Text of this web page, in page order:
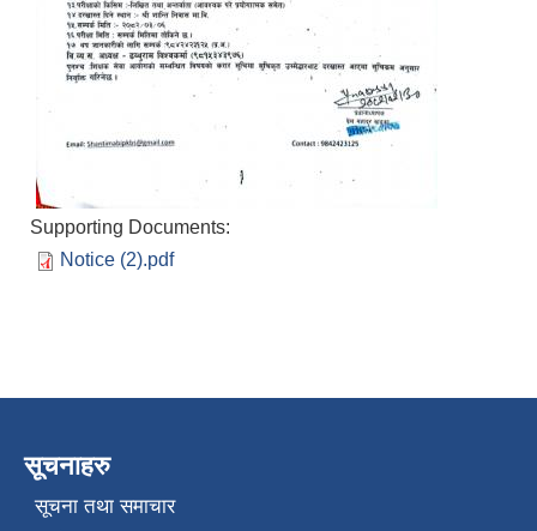
Supporting Documents:
Notice (2).pdf
सूचनाहरु
सूचना तथा समाचार